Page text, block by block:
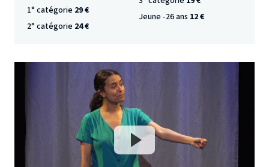
1° catégorie 29 €
2° catégorie 24 €
Jeune -26 ans 12 €